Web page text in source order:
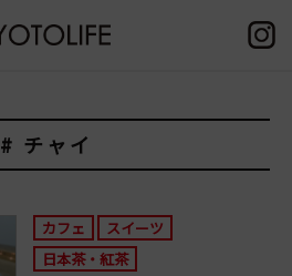
# チャイ
カフェ
スイーツ
日本茶・紅茶